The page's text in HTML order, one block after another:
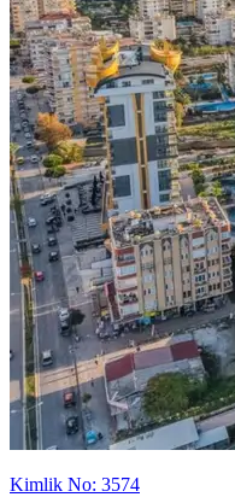
Kimlik No: 3574